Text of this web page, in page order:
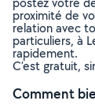
proximité de
relation avec
particuliers, à
rapidement.
C’est gratuit,
Comment